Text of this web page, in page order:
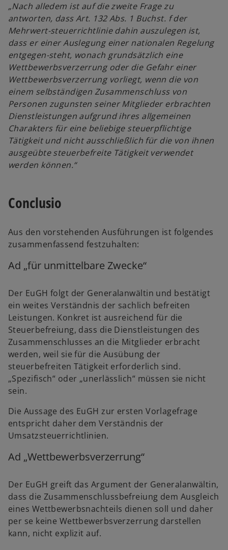
„Nach alledem ist auf die zweite Frage zu
antworten, dass Art. 132 Abs. 1 Buchst. f der
Mehrwert-steuerrichtlinie dahin auszulegen ist,
dass er einer Auslegung einer nationalen Regelung
entgegen-steht, wonach grundsätzlich eine
Wettbewerbs­verzerrung oder die Gefahr einer
Wettbewerbs­verzerrung vorliegt, wenn die von
einem selbständigen Zusammenschluss von
Personen zugunsten seiner Mitglieder erbrachten
Dienstleistungen aufgrund ihres allgemeinen
Charakters für eine beliebige steuerpflichtige
Tätigkeit und nicht ausschließlich für die von ihnen
ausgeübte steuerbefreite Tätigkeit verwendet
werden können.“
Conclusio
Aus den vorstehenden Ausführungen ist folgendes
zusammenfassend festzuhalten:
Ad „für unmittelbare Zwecke“
Der EuGH folgt der Generalanwältin und bestätigt
ein weites Verständnis der sachlich befreiten
Leistungen. Konkret ist ausreichend für die
Steuerbefreiung, dass die Dienstleistungen des
Zusammenschlusses an die Mitglieder erbracht
werden, weil sie für die Ausübung der
steuerbefreiten Tätigkeit erforderlich sind.
„Spezifisch“ oder „unerlässlich“ müssen sie nicht
sein.
Die Aussage des EuGH zur ersten Vorlagefrage
entspricht daher dem Verständnis der
Umsatzsteuerrichtlinien.
Ad „Wettbewerbsverzerrung“
Der EuGH greift das Argument der Generalanwältin,
dass die Zusammenschlussbefreiung dem Ausgleich
eines Wettbewerbsnachteils dienen soll und daher
per se keine Wettbewerbsverzerrung darstellen
kann, nicht explizit auf.